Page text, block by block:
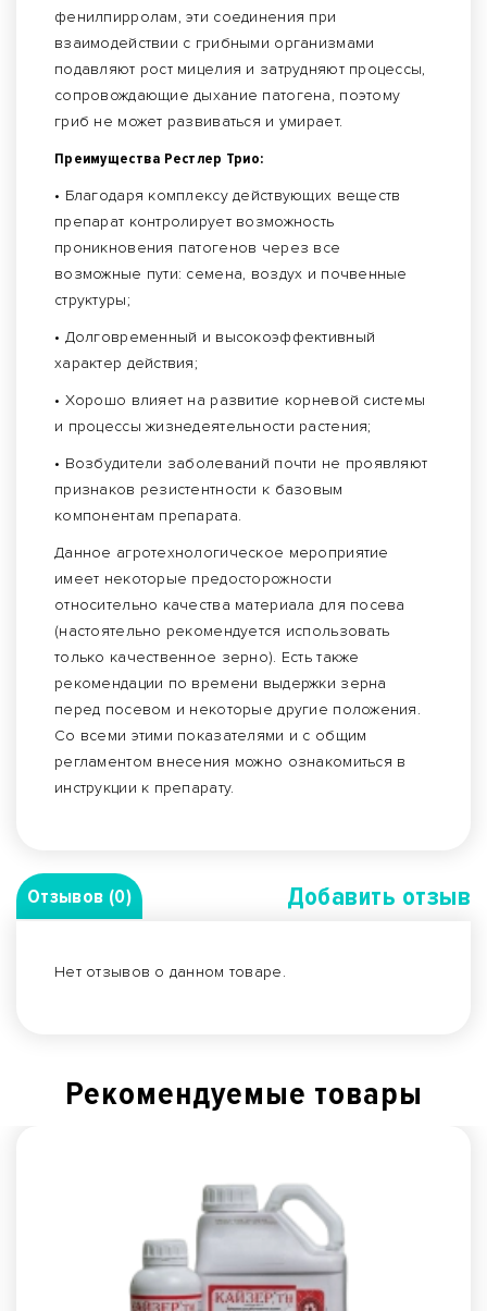
фенилпирролам, эти соединения при
взаимодействии с грибными организмами
подавляют рост мицелия и затрудняют процессы,
сопровождающие дыхание патогена, поэтому
гриб не может развиваться и умирает.
Преимущества Рестлер Трио:
• Благодаря комплексу действующих веществ
препарат контролирует возможность
проникновения патогенов через все
возможные пути: семена, воздух и почвенные
структуры;
• Долговременный и высокоэффективный
характер действия;
• Хорошо влияет на развитие корневой системы
и процессы жизнедеятельности растения;
• Возбудители заболеваний почти не проявляют
признаков резистентности к базовым
компонентам препарата.
Данное агротехнологическое мероприятие
имеет некоторые предосторожности
относительно качества материала для посева
(настоятельно рекомендуется использовать
только качественное зерно). Есть также
рекомендации по времени выдержки зерна
перед посевом и некоторые другие положения.
Со всеми этими показателями и с общим
регламентом внесения можно ознакомиться в
инструкции к препарату.
Отзывов (0) Добавить отзыв
Нет отзывов о данном товаре.
Рекомендуемые товары